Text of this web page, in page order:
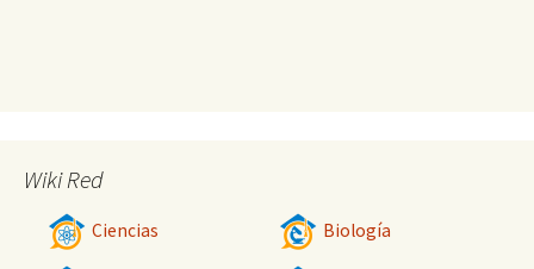
Wiki Red
Ciencias Biología